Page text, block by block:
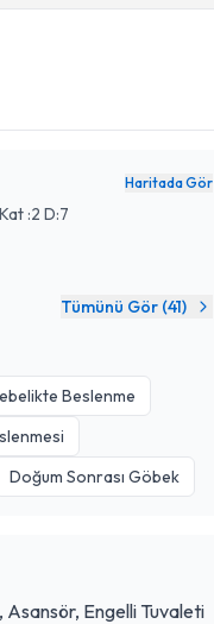
Haritada Gör
:2 D:7
Tümünü Gör (41)
Beslenme
Doğum Sonrası Göbek
Engelli Tuvaleti